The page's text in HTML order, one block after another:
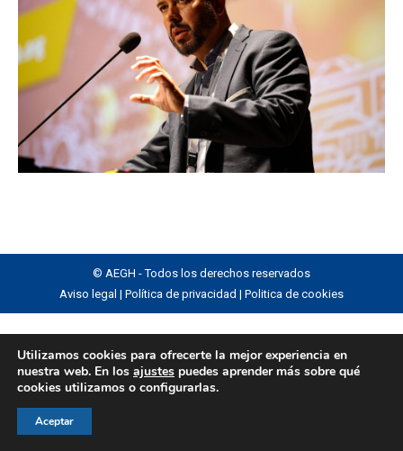
© AEGH - Todos los derechos reservados
Aviso legal | Política de privacidad | Politica de cookies
Utilizamos cookies para ofrecerte la mejor experiencia en
nuestra web. En los ajustes puedes aprender más sobre qué
cookies utilizamos o configurarlas.
Aceptar